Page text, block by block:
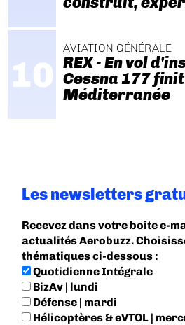
AVIATION GÉNÉRALE
REX - En vol
Cessna 177
Méditerranée
Les newsletters
Recevez dans votre boite e-
actualités Aerobuzz.
thématiques ci-dessous :
Quotidienne Intégrale
BizAv | lundi
Défense | mardi
Hélicoptères & eVTOL |